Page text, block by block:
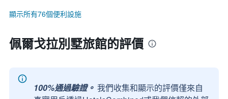
顯示所有76個便利設施
佩爾戈拉別墅旅館的評價
100%通過驗證。 我們收集和顯示的評價僅來自